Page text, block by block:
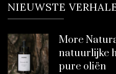
NIEUWSTE
More
natuurlijke
pure oliën